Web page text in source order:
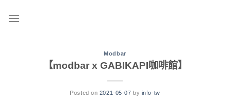
Modbar
【modbar x GABIKAPI咖啡館】
Posted on 2021-05-07 by info-tw